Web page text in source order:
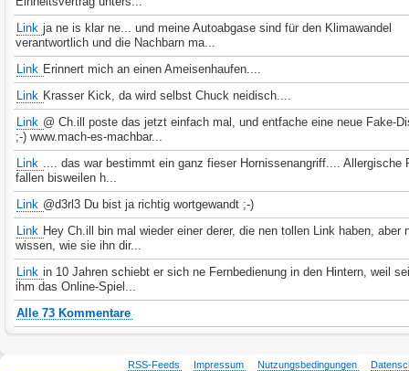
Link ja ne is klar ne... und meine Autoabgase sind für den Klimawandel
verantwortlich und die Nachbarn ma...
Link Erinnert mich an einen Ameisenhaufen....
Link Krasser Kick, da wird selbst Chuck neidisch....
Link @ Ch.ill poste das jetzt einfach mal, und entfache eine neue Fake-
;-) www.mach-es-machbar...
Link .... das war bestimmt ein ganz fieser Hornissenangriff.... Allergische
fallen bisweilen h...
Link @d3rl3 Du bist ja richtig wortgewandt ;-)
Link Hey Ch.ill bin mal wieder einer derer, die nen tollen Link haben, aber
wissen, wie sie ihn dir...
Link in 10 Jahren schiebt er sich ne Fernbedienung in den Hintern, weil
ihm das Online-Spiel...
Alle 73 Kommentare
RSS-Feeds Impressum Nutzungsbedingungen